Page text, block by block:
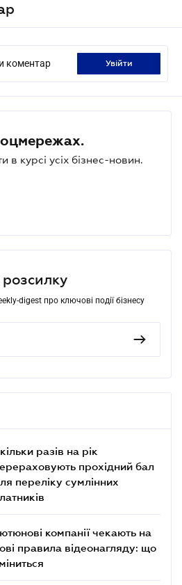
коментар увійти
в курсі усіх бізнес-новин.
розсилку
digest про ключові події бізнесу
разів на рік
прохідний бал
переліку сумлінних
компанії чекають на
правила відеонагляду: що